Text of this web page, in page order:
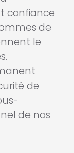
confiance
de
le
de
de nos